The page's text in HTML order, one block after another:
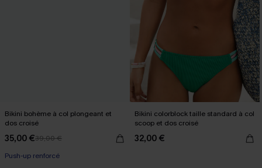
Bikini bohème à col plongeant et
dos croisé
35,00 €39,00 €
Push-up renforcé
Bikini colorblock taille standard à col
scoop et dos croisé
32,00 €